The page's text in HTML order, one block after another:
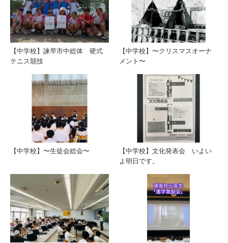
【中学校】諫早市中総体 硬式
テニス競技
【中学校】〜クリスマスオーナ
メント〜
【中学校】〜生徒会総会〜
【中学校】文化発表会 いよい
よ明日です。